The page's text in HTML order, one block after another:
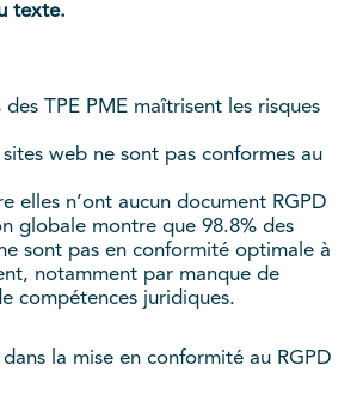
texte.
des TPE PME maîtrisent les risques
web ne sont pas conformes au
elles n’ont aucun document RGPD
globale montre que 98.8% des
sont pas en conformité optimale à
notamment par manque de
compétences juridiques.
la mise en conformité au RGPD